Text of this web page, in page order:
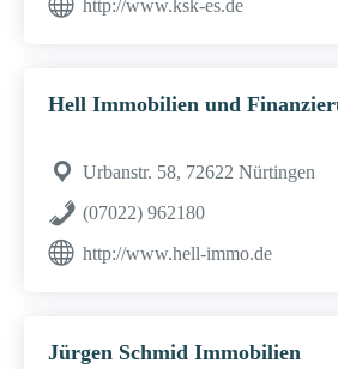
http://www.ksk-es.de
Hell Immobilien und
Urbanstr. 58, 72622 Nürtingen
(07022) 962180
http://www.hell-immo.de
Jürgen Schmid Immobilien